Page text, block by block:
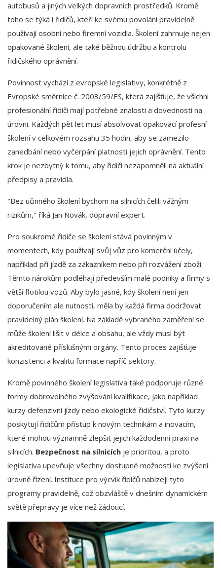
autobusů a jiných velkých dopravních prostředků. Kromě
toho se týká i řidičů, kteří ke svému povolání pravidelně
používají osobní nebo firemní vozidla. Školení zahrnuje nejen
opakované školení, ale také běžnou údržbu a kontrolu
řidičského oprávnění.
Povinnost vychází z evropské legislativy, konkrétně z
Evropské směrnice č. 2003/59/ES, která zajišťuje, že všichni
profesionální řidiči mají potřebné znalosti a dovednosti na
úrovni. Každých pět let musí absolvovat opakovací profesní
školení v celkovém rozsahu 35 hodin, aby se zamezilo
zanedbání nebo vyčerpání platnosti jejich oprávnění. Tento
krok je nezbytný k tomu, aby řidiči nezapomněli na aktuální
předpisy a pravidla.
"Bez učinného školení bychom na silnicích čelili vážným
rizikům," říká Jan Novák, dopravní expert.
Pro soukromé řidiče se školení stává povinným v
momentech, kdy používají svůj vůz pro komerční účely,
například při jízdě za zákazníkem nebo při rozvážení zboží.
Těmto nárokům podléhají především malé podniky a firmy s
větší flotilou vozů. Aby bylo jasné, kdy školení není jen
doporučením ale nutností, měla by každá firma dodržovat
pravidelný plán školení. Na základě vybraného zaměření se
může školení lišit v délce a obsahu, ale vždy musí být
akreditované příslušnými orgány. Tento proces zajišťuje
konzistenci a kvalitu formace napříč sektory.
Kromě povinného školení legislativa také podporuje různé
formy dobrovolného zvyšování kvalifikace, jako například
kurzy defenzivní jízdy nebo ekologické řidičství. Tyto kurzy
poskytují řidičům přístup k novým technikám a inovacím,
které mohou významně zlepšit jejich každodenní praxi na
silnicích. Bezpečnost na silnicích je prioritou, a proto
legislativa upevňuje všechny dostupné možnosti ke zvýšení
úrovně řízení. Instituce pro výcvik řidičů nabízejí tyto
programy pravidelně, což obzvláště v dnešním dynamickém
světě přepravy je více než žádoucí.